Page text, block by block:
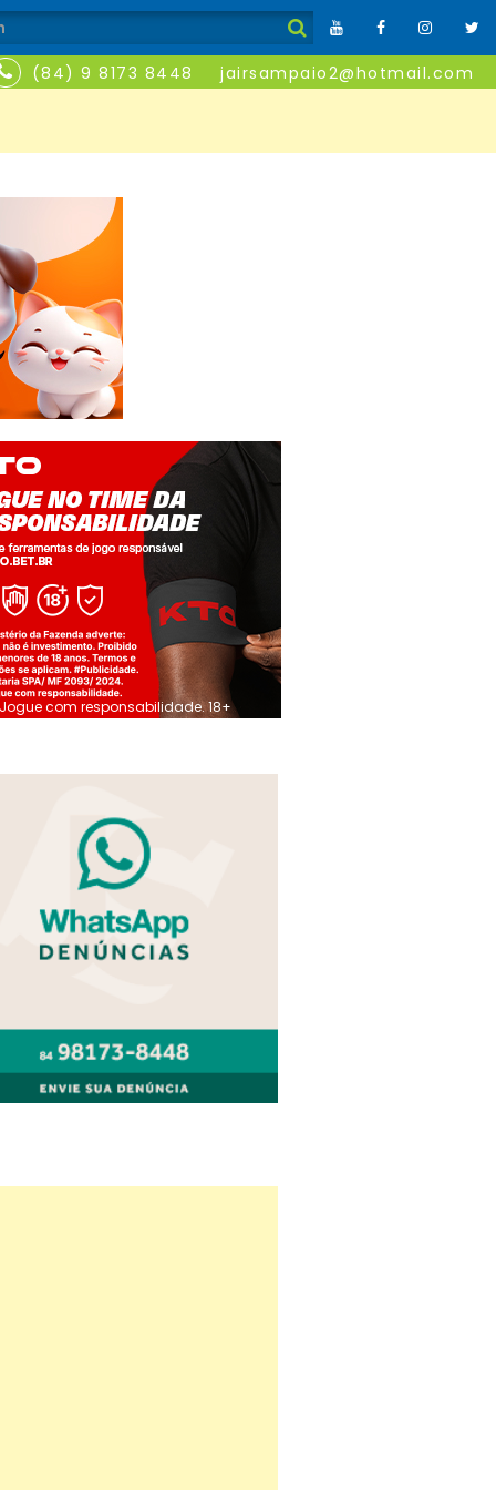
(84) 9 8173 8448 jairsampaio2@hotmail.com
Jogue com responsabilidade. 18+